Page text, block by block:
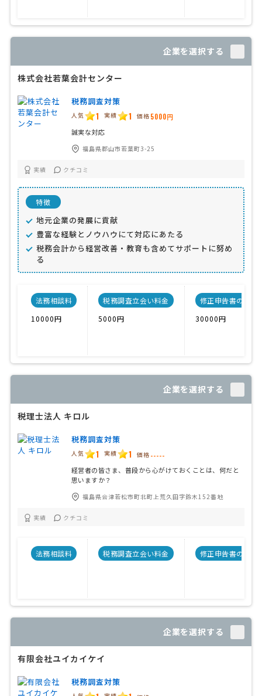
企業を選択する
株式会社若葉会計センター
税務調査対策
人気 1 実績 1 価格 5000円
誠実な対応
福島県郡山市若葉町3-25
実績 クチコミ
特徴
地元企業の発展に貢献
豊富な経験とノウハウにて対応にあたる
税務会計から経営改善・教育も含めてサポートに努め
る
法務相談料
10000円
税務調査立会い料金
5000円
修正申告書の料金
30000円
企業を選択する
税理士法人 キロル
税務調査対策
人気 1 実績 1 価格 -----
経営者の皆さま、普段から心がけておくことは、何だと
思いますか？
福島県会津若松市町北町上荒久田字鈴木152番地
実績 クチコミ
法務相談料 税務調査立会い料金 修正申告書の料金
企業を選択する
有限会社ユイカイケイ
税務調査対策